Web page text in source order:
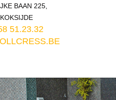
BAAN 225,
51.23.32